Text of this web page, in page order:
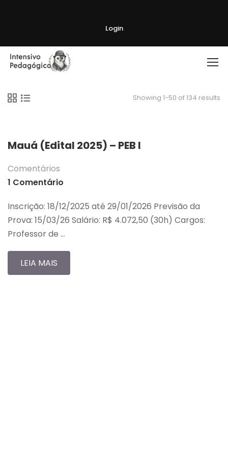
Login
Showing 1-50 of 134 results
Mauá (Edital 2025) – PEB I
Comentários
1 Comentário
Inscrição: 18/12/2025 até 29/01/2026 Previsão da
Prova: 15/03/26 Salário: R$ 4.072,50 (30h) Cargos:
Professor de …
LEIA MAIS